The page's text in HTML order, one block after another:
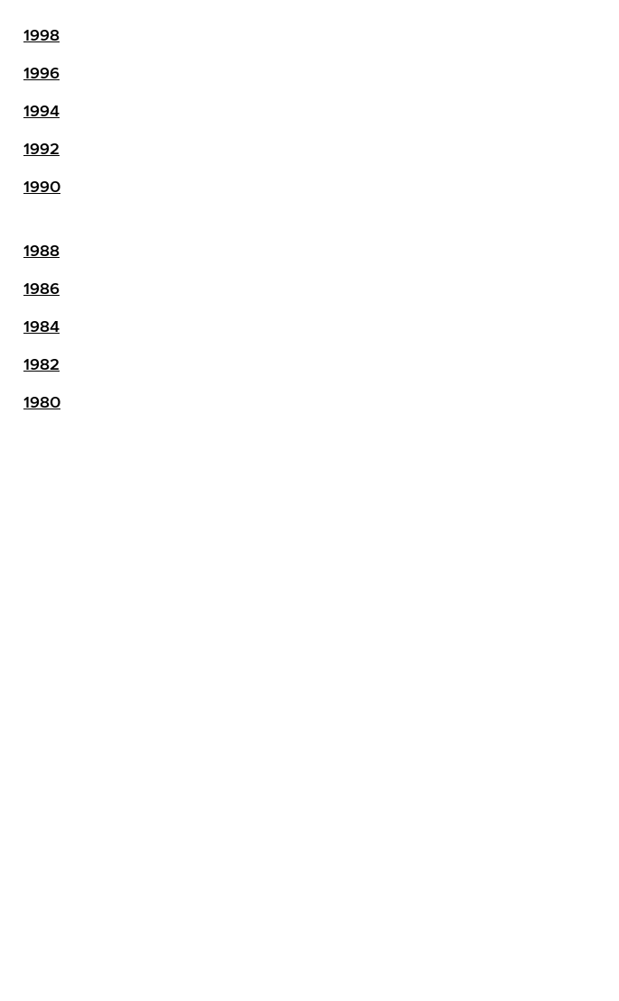
1998
1996
1994
1992
1990
1988
1986
1984
1982
1980